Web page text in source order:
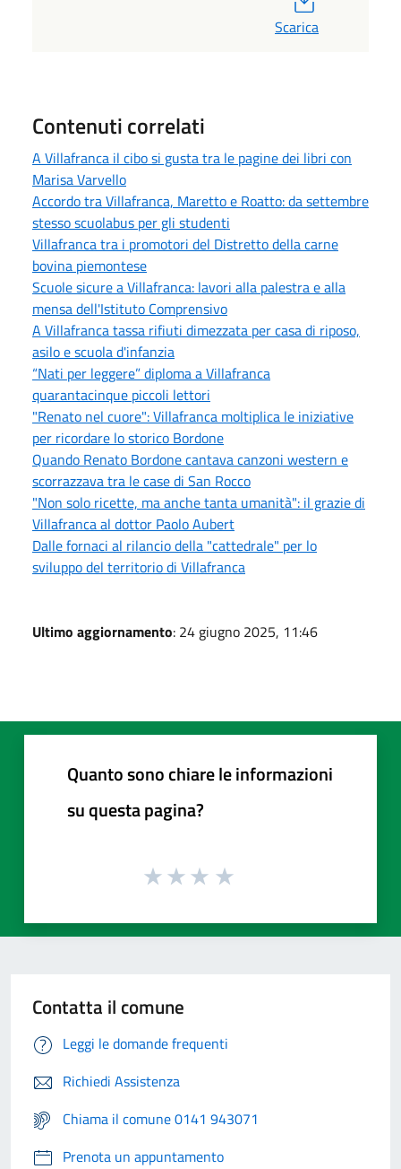
Scarica
Contenuti correlati
A Villafranca il cibo si gusta tra le pagine dei libri con
Marisa Varvello
Accordo tra Villafranca, Maretto e Roatto: da settembre
stesso scuolabus per gli studenti
Villafranca tra i promotori del Distretto della carne
bovina piemontese
Scuole sicure a Villafranca: lavori alla palestra e alla
mensa dell'Istituto Comprensivo
A Villafranca tassa rifiuti dimezzata per casa di riposo,
asilo e scuola d'infanzia
“Nati per leggere” diploma a Villafranca
quarantacinque piccoli lettori
"Renato nel cuore": Villafranca moltiplica le iniziative
per ricordare lo storico Bordone
Quando Renato Bordone cantava canzoni western e
scorrazzava tra le case di San Rocco
"Non solo ricette, ma anche tanta umanità": il grazie di
Villafranca al dottor Paolo Aubert
Dalle fornaci al rilancio della "cattedrale" per lo
sviluppo del territorio di Villafranca
Ultimo aggiornamento: 24 giugno 2025, 11:46
Quanto sono chiare le informazioni
su questa pagina?
Contatta il comune
Leggi le domande frequenti
Richiedi Assistenza
Chiama il comune 0141 943071
Prenota un appuntamento